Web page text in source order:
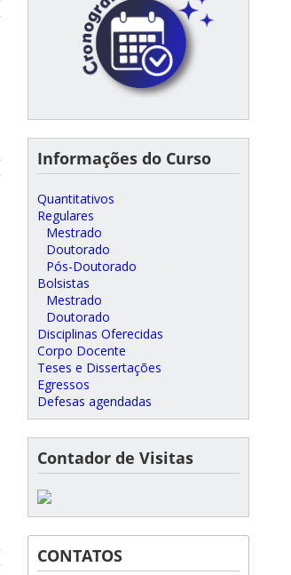
Informações do Curso
Quantitativos
Regulares
Mestrado
Doutorado
Pós-Doutorado
Bolsistas
Mestrado
Doutorado
Disciplinas Oferecidas
Corpo Docente
Teses e Dissertações
Egressos
Defesas agendadas
Contador de Visitas
CONTATOS